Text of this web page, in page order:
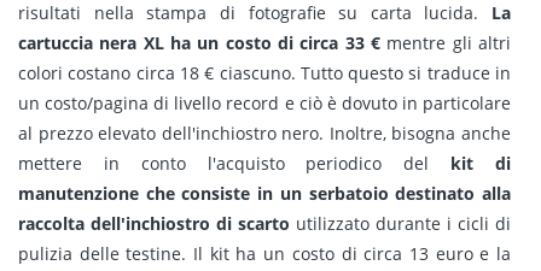
risultati nella stampa di fotografie su carta lucida. La
cartuccia nera XL ha un costo di circa 33 € mentre gli altri
colori costano circa 18 € ciascuno. Tutto questo si traduce in
un costo/pagina di livello record e ciò è dovuto in particolare
al prezzo elevato dell'inchiostro nero. Inoltre, bisogna anche
mettere in conto l'acquisto periodico del kit di
manutenzione che consiste in un serbatoio destinato alla
raccolta dell'inchiostro di scarto utilizzato durante i cicli di
pulizia delle testine. Il kit ha un costo di circa 13 euro e la